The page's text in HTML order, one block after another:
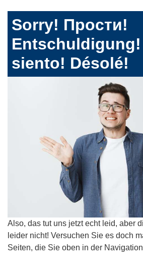
Sorry! Прости!
siento! Désolé!
Also, das tut uns jetzt echt leid, aber
leider nicht! Versuchen Sie es doch
Seiten, die Sie oben in der